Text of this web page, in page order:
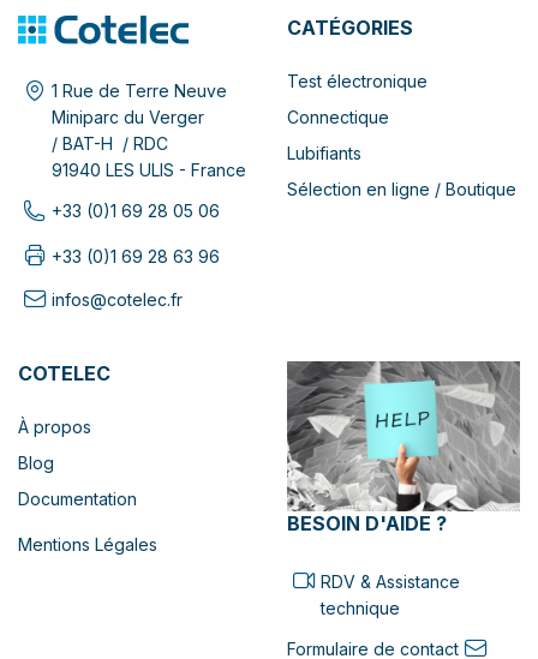
1 Rue de Terre Neuve
Miniparc du Verger
/ BAT-H / RDC
91940 LES ULIS - France
+33 (0)1 69 28 05 06
+33 (0)1 69 28 63 96
infos@cotelec.fr
CATÉGORIES
Test électronique
Connectique
Lubifiants
Sélection en ligne / Boutique
COTELEC
À propos
Blog
Documentation
Mentions Légales
BESOIN D'AIDE ?
RDV & Assistance
technique
Formulaire de contact